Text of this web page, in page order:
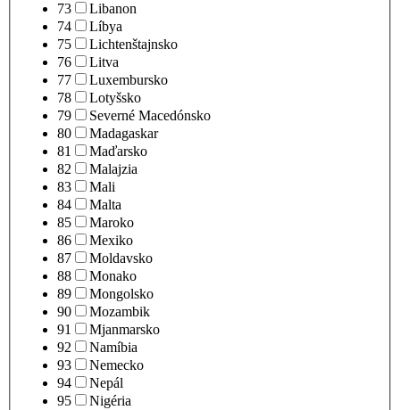
73
Libanon
74
Líbya
75
Lichtenštajnsko
76
Litva
77
Luxembursko
78
Lotyšsko
79
Severné Macedónsko
80
Madagaskar
81
Maďarsko
82
Malajzia
83
Mali
84
Malta
85
Maroko
86
Mexiko
87
Moldavsko
88
Monako
89
Mongolsko
90
Mozambik
91
Mjanmarsko
92
Namíbia
93
Nemecko
94
Nepál
95
Nigéria